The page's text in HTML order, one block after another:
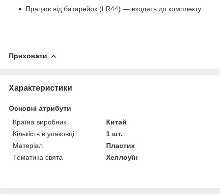
Працює від батарейок (LR44) — входять до комплекту
Приховати
Характеристики
Основні атрибути
Країна виробник
Китай
Кількість в упаковці
1 шт.
Матеріал
Пластик
Тематика свята
Хеллоуїн